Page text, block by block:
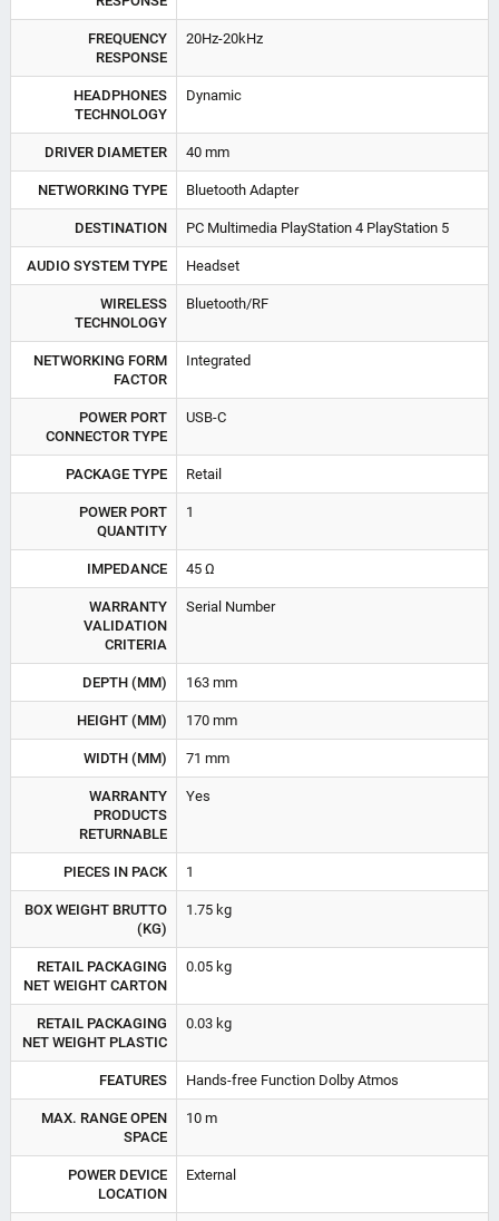
FREQUENCY
RESPONSE
20Hz-20kHz
HEADPHONES
TECHNOLOGY
Dynamic
DRIVER DIAMETER 40 mm
NETWORKING TYPE Bluetooth Adapter
DESTINATION PC Multimedia PlayStation 4 PlayStation 5
AUDIO SYSTEM TYPE Headset
WIRELESS
TECHNOLOGY
Bluetooth/RF
NETWORKING FORM
FACTOR
Integrated
POWER PORT
CONNECTOR TYPE
USB-C
PACKAGE TYPE Retail
POWER PORT
QUANTITY
1
IMPEDANCE 45 Ω
WARRANTY
VALIDATION
CRITERIA
Serial Number
DEPTH (MM) 163 mm
HEIGHT (MM) 170 mm
WIDTH (MM) 71 mm
WARRANTY
PRODUCTS
RETURNABLE
Yes
PIECES IN PACK 1
BOX WEIGHT BRUTTO
(KG)
1.75 kg
RETAIL PACKAGING
NET WEIGHT CARTON
0.05 kg
RETAIL PACKAGING
NET WEIGHT PLASTIC
0.03 kg
FEATURES Hands-free Function Dolby Atmos
MAX. RANGE OPEN
SPACE
10 m
POWER DEVICE
LOCATION
External